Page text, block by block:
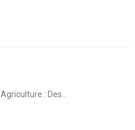
Agriculture : Des…